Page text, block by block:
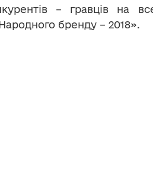
– гравців на
бренду – 2018».